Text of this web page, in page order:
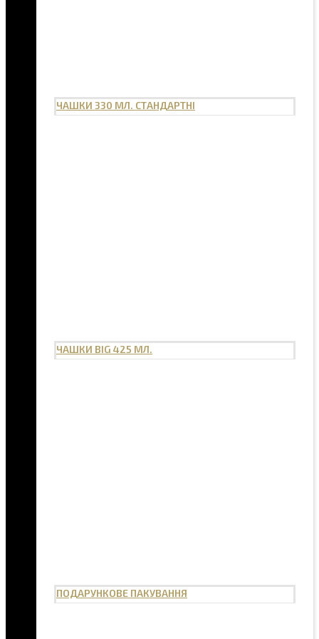
ЧАШКИ 330 МЛ. СТАНДАРТНІ
ЧАШКИ BIG 425 МЛ.
ПОДАРУНКОВЕ ПАКУВАННЯ